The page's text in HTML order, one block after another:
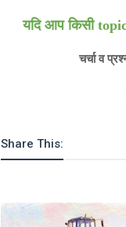
यदि आप किसी
चर्चा व
Share This: